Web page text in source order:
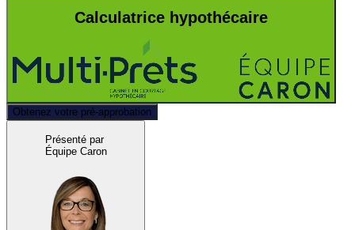
Calculatrice hypothécaire
Obtenez votre pré-approbation
Présenté par
Équipe Caron